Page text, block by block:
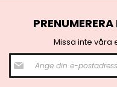
Missa inte våra
S
i
g